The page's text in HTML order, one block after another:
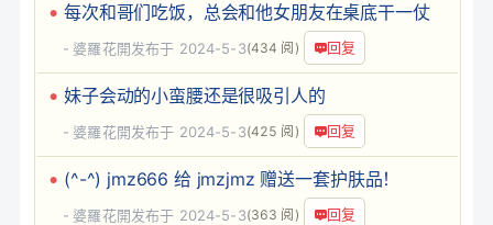
每次和哥们吃饭，总会和他女朋友在桌底干一仗
婆羅花開 (434 阅) 回复
发布于 2024-5-3
妹子会动的小蛮腰还是很吸引人的
婆羅花開 (425 阅) 回复
发布于 2024-5-3
(^-^) jmz666 给 jmzjmz 赠送一套护肤品！
婆羅花開 (363 阅) 回复
发布于 2024-5-3